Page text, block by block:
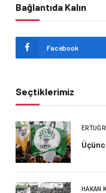
Bağlantıda Kalın
Facebook
Seçtiklerimiz
HAKAN